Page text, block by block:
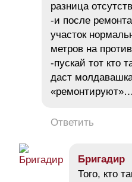
разница
-и после
участок
метров на
-пускай тот кто
даст
«ремонтируют»…
Ответить
Бригадир
Того, кто